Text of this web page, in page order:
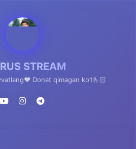
STREAM
Donat qimagan ko’t🫰🏻